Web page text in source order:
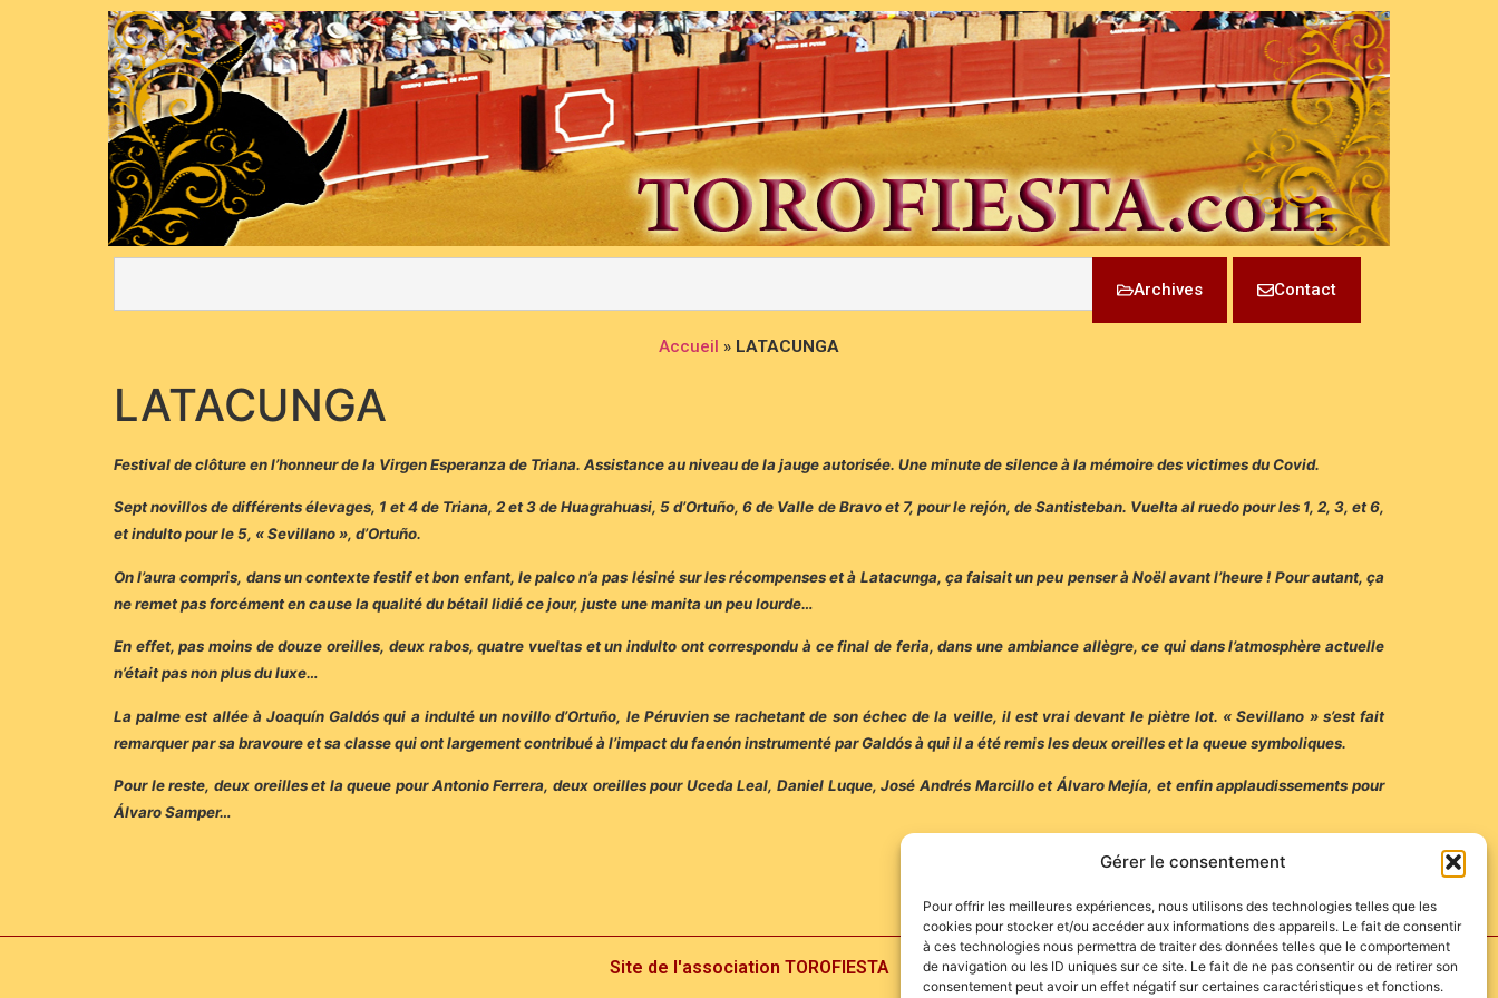
Gérer le consentement
Pour offrir les meilleures expériences, nous utilisons des technologies telles que les
cookies pour stocker et/ou accéder aux informations des appareils. Le fait de consentir
à ces technologies nous permettra de traiter des données telles que le comportement
de navigation ou les ID uniques sur ce site. Le fait de ne pas consentir ou de retirer son
consentement peut avoir un effet négatif sur certaines caractéristiques et fonctions.
Archives Contact
Accueil » LATACUNGA
LATACUNGA
Festival de clôture en l’honneur de la Virgen Esperanza de Triana. Assistance au niveau de la jauge autorisée. Une minute de silence à la mémoire des victimes du Covid.
Sept novillos de différents élevages, 1 et 4 de Triana, 2 et 3 de Huagrahuasi, 5 d’Ortuño, 6 de Valle de Bravo et 7, pour le rejón, de Santisteban. Vuelta al ruedo pour les 1, 2, 3, et 6,
et indulto pour le 5, « Sevillano », d’Ortuño.
On l’aura compris, dans un contexte festif et bon enfant, le palco n’a pas lésiné sur les récompenses et à Latacunga, ça faisait un peu penser à Noël avant l’heure ! Pour autant, ça
ne remet pas forcément en cause la qualité du bétail lidié ce jour, juste une manita un peu lourde…
En effet, pas moins de douze oreilles, deux rabos, quatre vueltas et un indulto ont correspondu à ce final de feria, dans une ambiance allègre, ce qui dans l’atmosphère actuelle
n’était pas non plus du luxe…
La palme est allée à Joaquín Galdós qui a indulté un novillo d’Ortuño, le Péruvien se rachetant de son échec de la veille, il est vrai devant le piètre lot. « Sevillano » s’est fait
remarquer par sa bravoure et sa classe qui ont largement contribué à l’impact du faenón instrumenté par Galdós à qui il a été remis les deux oreilles et la queue symboliques.
Pour le reste, deux oreilles et la queue pour Antonio Ferrera, deux oreilles pour Uceda Leal, Daniel Luque, José Andrés Marcillo et Álvaro Mejía, et enfin applaudissements pour
Álvaro Samper…
Site de l'association TOROFIESTA